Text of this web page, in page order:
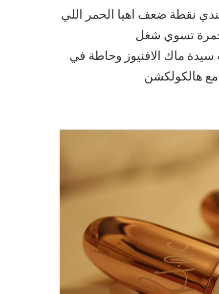
نقطة ضعف اهيا الحمر اللي
ماك الافنيوز وحاطة في